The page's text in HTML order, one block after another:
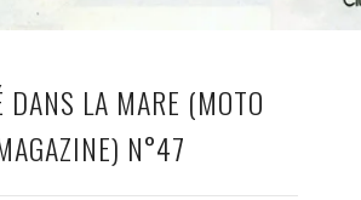
DANS LA MARE (MOTO
N°47